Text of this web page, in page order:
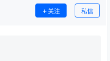
关注 私信